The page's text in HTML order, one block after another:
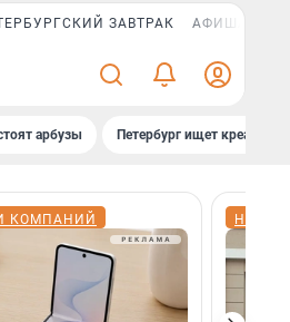
ЗАВТРАК АФИША PLUS
арбузы Петербург ищет креатив
КОМПАНИЙ